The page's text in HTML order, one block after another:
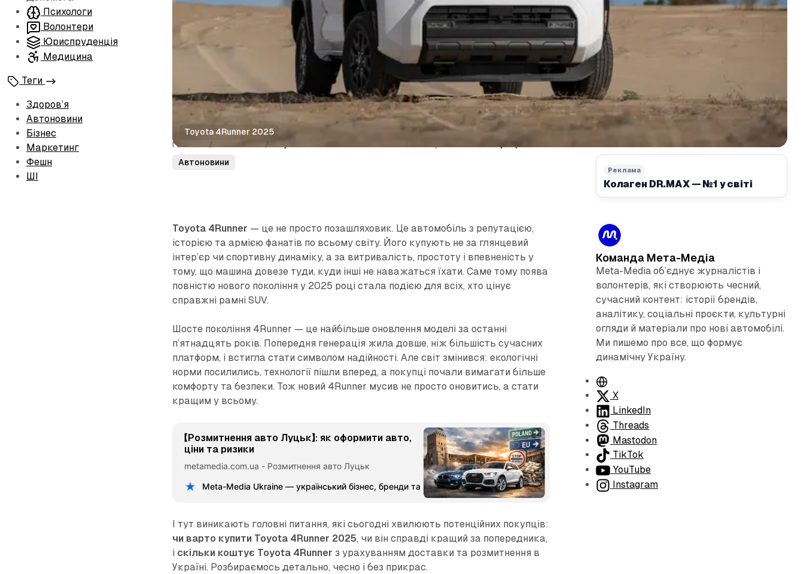
Психологи
Волонтери
Юриспруденція
Медицина
Теги
Здоров’я
Автоновини
Бізнес
Маркетинг
Фешн
ШІ
Toyota 4Runner 2025
Головна / /
Реклама
Колаген DR.MAX — №1 у світі
Автоновини
Toyota 4Runner — це не просто позашляховик. Це автомобіль з репутацією,
історією та армією фанатів по всьому світу. Його купують не за глянцевий
інтер’єр чи спортивну динаміку, а за витривалість, простоту і впевненість у
тому, що машина довезе туди, куди інші не наважаться їхати. Саме тому поява
повністю нового покоління у 2025 році стала подією для всіх, хто цінує
справжні рамні SUV.
Шосте покоління 4Runner — це найбільше оновлення моделі за останні
п’ятнадцять років. Попередня генерація жила довше, ніж більшість сучасних
платформ, і встигла стати символом надійності. Але світ змінився: екологічні
норми посилились, технології пішли вперед, а покупці почали вимагати більше
комфорту та безпеки. Тож новий 4Runner мусив не просто оновитись, а стати
кращим у всьому.
【Розмитнення авто Луцьк】: як оформити авто,
ціни та ризики
metamedia.com.ua - Розмитнення авто Луцьк
Meta-Media Ukraine — український бізнес, бренди та партнерства
Команда Мета-Медіа
І тут виникають головні питання, які сьогодні хвилюють потенційних покупців:
чи варто купити Toyota 4Runner 2025, чи він справді кращий за попередника,
і скільки коштує Toyota 4Runner з урахуванням доставки та розмитнення в
Україні. Розбираємось детально, чесно і без прикрас.
Команда Мета-Медіа
Meta-Media об’єднує журналістів і
волонтерів, які створюють чесний,
сучасний контент: історії брендів,
аналітику, соціальні проєкти, культурні
огляди й матеріали про нові автомобілі.
Ми пишемо про все, що формує
динамічну Україну.
В
е
б
с
а
й
т
X
LinkedIn
Threads
Mastodon
TikTok
YouTube
Instagram